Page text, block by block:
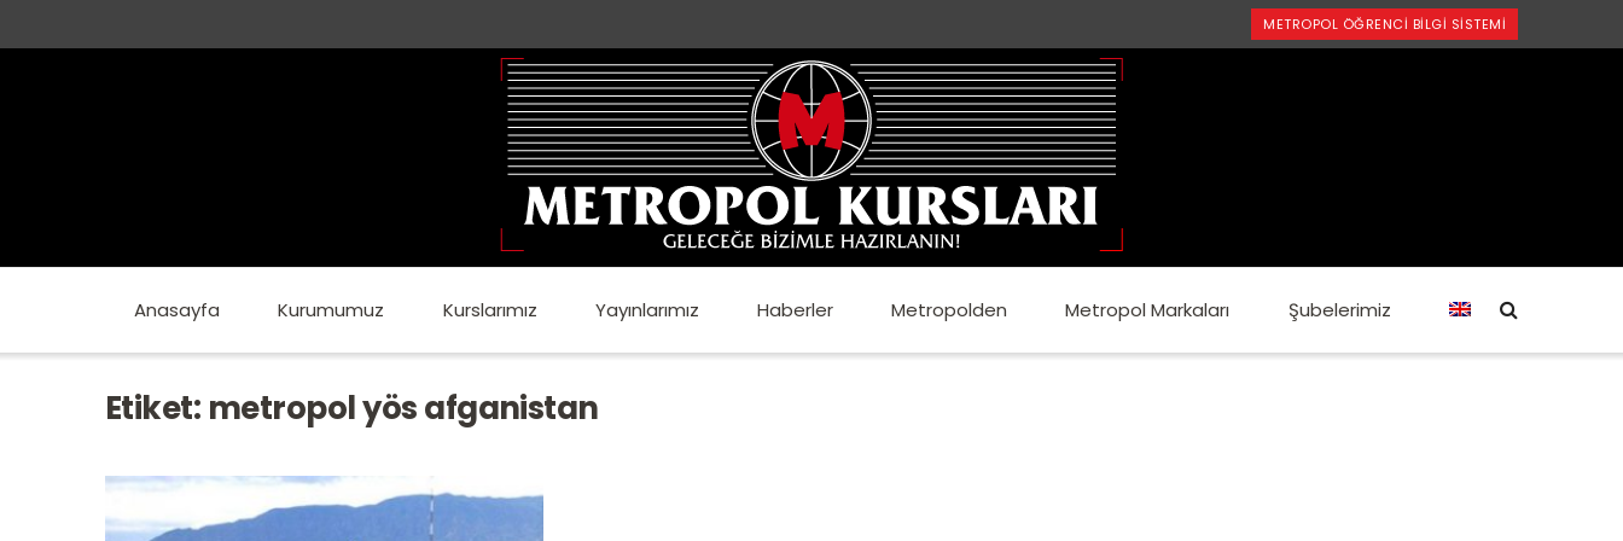
METROPOL ÖĞRENCI BILGI SISTEMI
Anasayfa Kurumumuz Kurslarımız Yayınlarımız Haberler Metropolden Metropol Markaları Şubelerimiz
Etiket: metropol yös afganistan